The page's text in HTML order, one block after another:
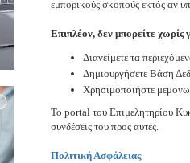
εμπορικούς σκοπούς εκτός αν
Επιπλέον, δεν μπορείτε χωρίς
Διανείμετε τα
Δημιουργήσετε Βάση
Χρησιμοποιήστε
To portal του Επιμελητηρίου
συνδέσεις του προς αυτές.
Πολιτική Ασφάλειας